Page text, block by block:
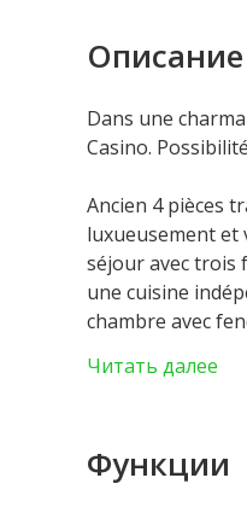
Описание
Dans une
Casino.
Ancien 4 pièces
luxueusement et
séjour avec trois
une cuisine
chambre avec
habiter. La loi
Читать далее
Функции